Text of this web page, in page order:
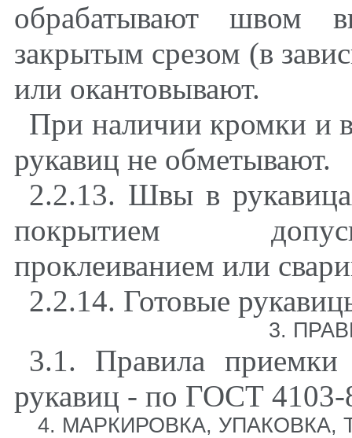
обрабатывают швом
закрытым срезом (в
или окантовывают.
При наличии кромки и
рукавиц не обметывают.
2.2.13. Швы в
покрытием
проклеиванием или
2.2.14. Готовые
3.
3.1. Правила приемки
рукавиц - по ГОСТ 4103-
4. МАРКИРОВКА,